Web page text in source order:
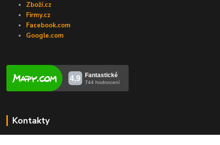
Zboží.cz
Firmy.cz
Facebook.com
Google.com
Kontakty